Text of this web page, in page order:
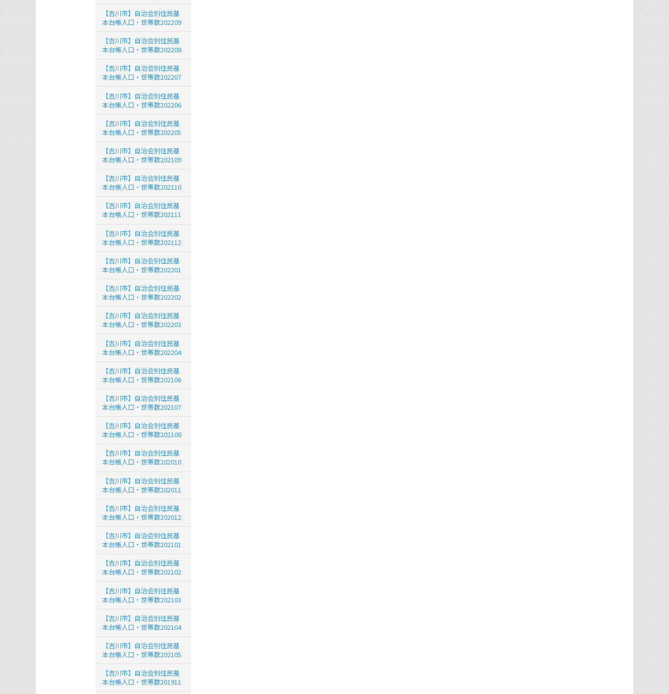
【吉川市】自治会別住民基
本台帳人口・世帯数202209
【吉川市】自治会別住民基
本台帳人口・世帯数202208
【吉川市】自治会別住民基
本台帳人口・世帯数202207
【吉川市】自治会別住民基
本台帳人口・世帯数202206
【吉川市】自治会別住民基
本台帳人口・世帯数202205
【吉川市】自治会別住民基
本台帳人口・世帯数202109
【吉川市】自治会別住民基
本台帳人口・世帯数202110
【吉川市】自治会別住民基
本台帳人口・世帯数202111
【吉川市】自治会別住民基
本台帳人口・世帯数202112
【吉川市】自治会別住民基
本台帳人口・世帯数202201
【吉川市】自治会別住民基
本台帳人口・世帯数202202
【吉川市】自治会別住民基
本台帳人口・世帯数202203
【吉川市】自治会別住民基
本台帳人口・世帯数202204
【吉川市】自治会別住民基
本台帳人口・世帯数202106
【吉川市】自治会別住民基
本台帳人口・世帯数202107
【吉川市】自治会別住民基
本台帳人口・世帯数202108
【吉川市】自治会別住民基
本台帳人口・世帯数202010
【吉川市】自治会別住民基
本台帳人口・世帯数202011
【吉川市】自治会別住民基
本台帳人口・世帯数202012
【吉川市】自治会別住民基
本台帳人口・世帯数202101
【吉川市】自治会別住民基
本台帳人口・世帯数202102
【吉川市】自治会別住民基
本台帳人口・世帯数202103
【吉川市】自治会別住民基
本台帳人口・世帯数202104
【吉川市】自治会別住民基
本台帳人口・世帯数202105
【吉川市】自治会別住民基
本台帳人口・世帯数201911